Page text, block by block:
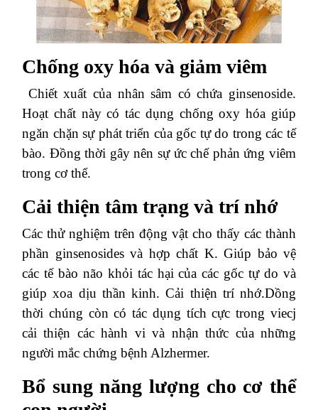
Chống oxy hóa và giảm viêm
Chiết xuất của nhân sâm có chứa ginsenoside.
Hoạt chất này có tác dụng chống oxy hóa giúp
ngăn chặn sự phát triển của gốc tự do trong các tế
bào. Đồng thời gây nên sự ức chế phản ứng viêm
trong cơ thể.
Cải thiện tâm trạng và trí nhớ
Các thử nghiệm trên động vật cho thấy các thành
phần ginsenosides và hợp chất K. Giúp bảo vệ
các tế bào não khỏi tác hại của các gốc tự do và
giúp xoa dịu thần kinh. Cải thiện trí nhớ.Dồng
thời chúng còn có tác dụng tích cực trong viecj
cải thiện các hành vi và nhận thức của những
người mắc chứng bệnh Alzhermer.
Bổ sung năng lượng cho cơ thể